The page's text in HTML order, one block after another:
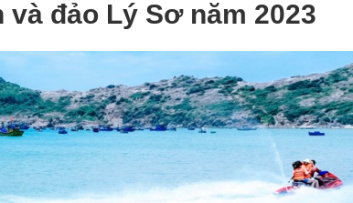
đảo Lý Sơ năm 2023